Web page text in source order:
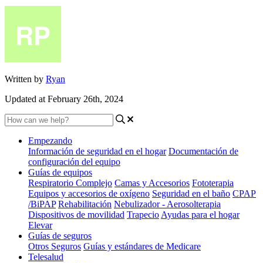
Written by Ryan
Updated at February 26th, 2024
Empezando
Información de seguridad en el hogar Documentación de
configuración del equipo
Guías de equipos
Respiratorio Complejo Camas y Accesorios Fototerapia
Equipos y accesorios de oxígeno Seguridad en el baño CPAP
/BiPAP Rehabilitación Nebulizador - Aerosolterapia
Dispositivos de movilidad Trapecio Ayudas para el hogar
Elevar
Guías de seguros
Otros Seguros Guías y estándares de Medicare
Telesalud